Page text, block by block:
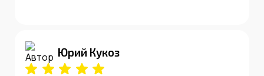
Юрий Кукоз